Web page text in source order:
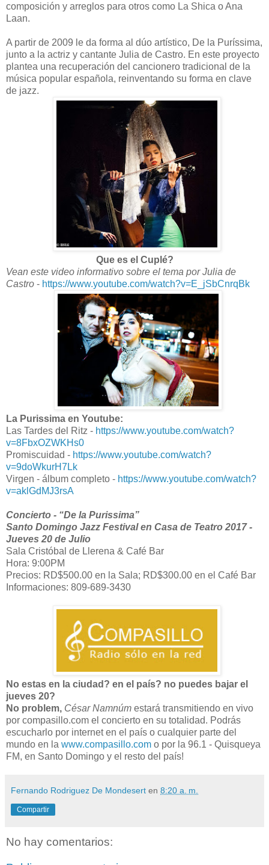
composición y arreglos para otros como La Shica o Ana
Laan.
A partir de 2009 le da forma al dúo artístico, De la Puríssima,
junto a la actriz y cantante Julia de Castro. En este proyecto
plantea una recuperación del cancionero tradicional de la
música popular española, reinventando su forma en clave
de jazz.
Que es el Cuplé?
Vean este video informativo sobre el tema por Julia de
Castro - https://www.youtube.com/watch?v=E_jSbCnrqBk
La Purissima en Youtube:
Las Tardes del Ritz - https://www.youtube.com/watch?
v=8FbxOZWKHs0
Promiscuidad - https://www.youtube.com/watch?
v=9doWkurH7Lk
Virgen - álbum completo - https://www.youtube.com/watch?
v=aklGdMJ3rsA
Concierto - “De la Purissima”
Santo Domingo Jazz Festival en Casa de Teatro 2017 -
Jueves 20 de Julio
Sala Cristóbal de Llerena & Café Bar
Hora: 9:00PM
Precios: RD$500.00 en la Sala; RD$300.00 en el Café Bar
Informaciones: 809-689-3430
No estas en la ciudad? en el país? no puedes bajar el
jueves 20?
No problem, César Namnúm estará transmitiendo en vivo
por compasillo.com el concierto en su totalidad. Podrás
escucharlo por internet en el país o cualquier parte del
mundo en la www.compasillo.com o por la 96.1 - Quisqueya
FM, en Santo Domingo y el resto del país!
Fernando Rodriguez De Mondesert en 8:20 a. m.
Compartir
No hay comentarios: